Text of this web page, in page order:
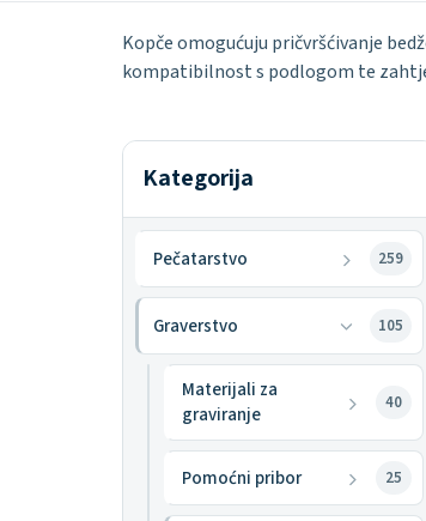
Kopče omogućuju pričvršćivanje
kompatibilnost s podlogom te
Kategorija
Pečatarstvo 259
Graverstvo 105
Materijali za
graviranje
40
Pomoćni pribor 25